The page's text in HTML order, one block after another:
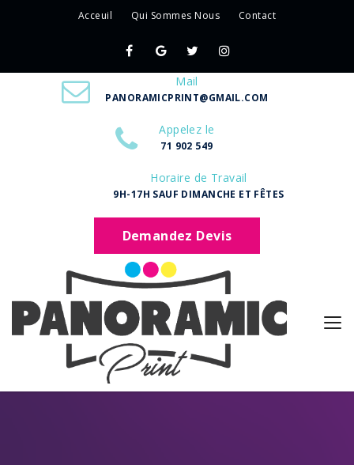
Acceuil Qui Sommes Nous Contact
Mail
PANORAMICPRINT@GMAIL.COM
Appelez le
71 902 549
Horaire de Travail
9H-17H SAUF DIMANCHE ET FÊTES
Demandez Devis